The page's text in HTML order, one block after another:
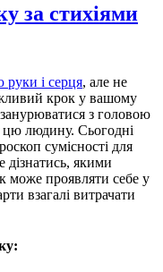
за стихіями
руки і серця, але не
крок у вашому
з головою
цю людину. Сьогодні
сумісності для
дізнатись, якими
може проявляти себе у
взагалі витрачати